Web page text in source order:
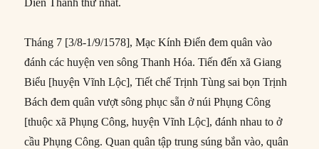
Diên Thành thứ nhất.
Tháng 7 [3/8-1/9/1578], Mạc Kính Điển đem quân vào
đánh các huyện ven sông Thanh Hóa. Tiến đến xã Giang
Biểu [huyện Vĩnh Lộc], Tiết chế Trịnh Tùng sai bọn Trịnh
Bách đem quân vượt sông phục sẵn ở núi Phụng Công
[thuộc xã Phụng Công, huyện Vĩnh Lộc], đánh nhau to ở
cầu Phụng Công. Quan quân tập trung súng bắn vào, quân